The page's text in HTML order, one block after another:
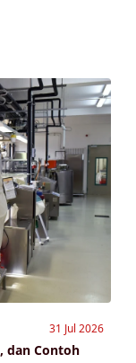
31 Jul 2026
dan Contoh